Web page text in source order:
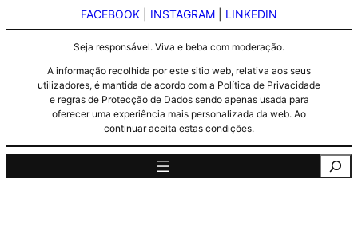
FACEBOOK INSTAGRAM LINKEDIN
Seja responsável. Viva e beba com moderação.
A informação recolhida por este sitio web, relativa aos seus
utilizadores, é mantida de acordo com a Política de Privacidade
e regras de Protecção de Dados sendo apenas usada para
oferecer uma experiência mais personalizada da web. Ao
continuar aceita estas condições.